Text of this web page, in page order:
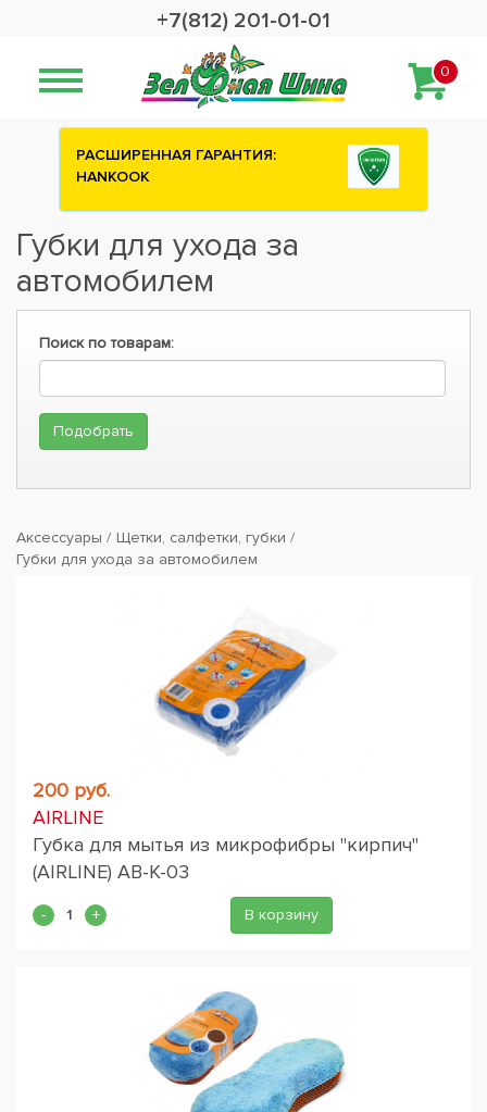
+7(812) 201-01-01
0
РАСШИРЕННАЯ ГАРАНТИЯ:
HANKOOK
Губки для ухода за
автомобилем
Поиск по товарам:
Аксессуары
Щетки, салфетки, губки
Губки для ухода за автомобилем
200 руб.
AIRLINE
Губка для мытья из микрофибры "кирпич"
(AIRLINE) AB-K-03
В корзину